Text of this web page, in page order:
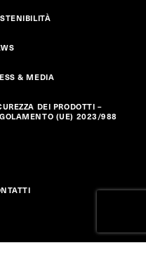
& MEDIA
DEI PRODOTTI –
(UE) 2023/988